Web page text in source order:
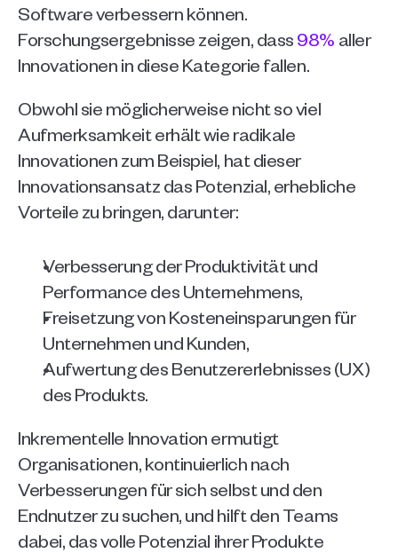
Software verbessern können.
Forschungsergebnisse zeigen, dass 98% aller
Innovationen in diese Kategorie fallen.
Obwohl sie möglicherweise nicht so viel
Aufmerksamkeit erhält wie radikale
Innovationen zum Beispiel, hat dieser
Innovationsansatz das Potenzial, erhebliche
Vorteile zu bringen, darunter:
Verbesserung der Produktivität und
Performance des Unternehmens,
Freisetzung von Kosteneinsparungen für
Unternehmen und Kunden,
Aufwertung des Benutzererlebnisses (UX)
des Produkts.
Inkrementelle Innovation ermutigt
Organisationen, kontinuierlich nach
Verbesserungen für sich selbst und den
Endnutzer zu suchen, und hilft den Teams
dabei, das volle Potenzial ihrer Produkte